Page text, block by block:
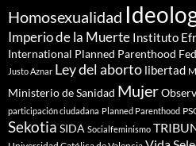
Homosexualidad
Imperio de la Muerte Instituto
International Planned Parenthood
Justo Aznar Ley del aborto libertad
Ministerio de Sanidad Mujer
participación ciudadana Planned Parenthood
Sekotia SIDA Socialfeminismo